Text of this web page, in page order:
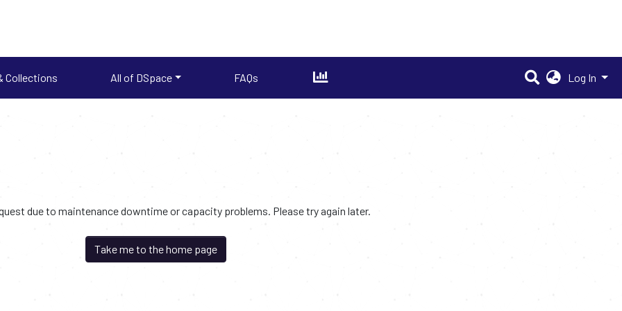
Collections All of DSpace FAQs Log In
due to maintenance downtime or capacity problems. Please try again later.
Take me to the home page